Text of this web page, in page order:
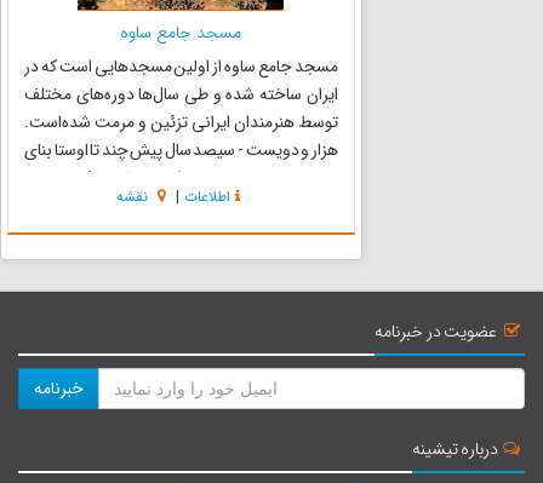
مسجد جامع ساوه
مسجد جامع ساوه از اولین مسجد‌هایی است که در
ایران ساخته شده و طی سال‌ها دوره‌های مختلف
توسط هنرمندان ایرانی تزئین و مرمت شده‌است.
هزار و دویست - سیصد سال پیش چند تا اوستا بنای
ساوجی دور هم جمع شدند، طرح یک مسجد
کوچک و جمع‌وجور را کشیدند، آستین‌هایشان را بالا
زدند و با کنار هم گذاشتن خش...
اطلاعات | نقشه
عضویت در خبرنامه
خبرنامه
درباره تیشینه